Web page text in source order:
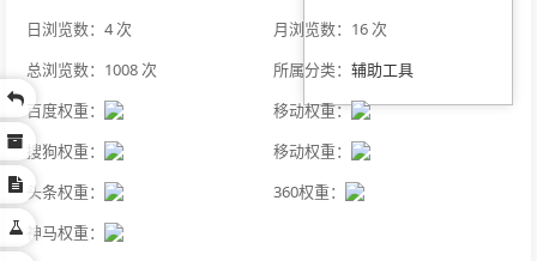
日浏览数：4 次
月浏览数：16 次
总浏览数：1008 次
所属分类： 辅助工具
百度权重：
移动权重：
搜狗权重：
移动权重：
头条权重：
360权重：
神马权重：